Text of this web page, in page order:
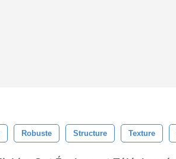
Robuste Structure Texture